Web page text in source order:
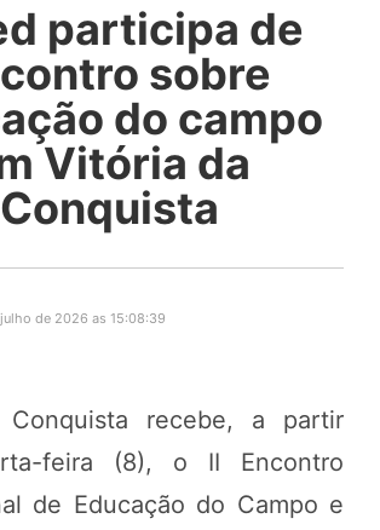
participa de
sobre
do campo
Vitória da
Conquista
de 2026 as 15:08:39
recebe, a partir
feira (8), o II Encontro
de Educação do Campo e